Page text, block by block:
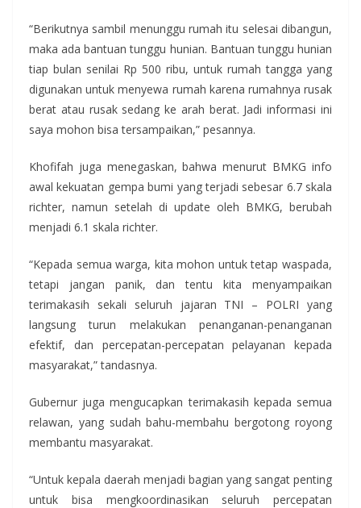
“Berikutnya sambil menunggu rumah itu selesai dibangun,
maka ada bantuan tunggu hunian. Bantuan tunggu hunian
tiap bulan senilai Rp 500 ribu, untuk rumah tangga yang
digunakan untuk menyewa rumah karena rumahnya rusak
berat atau rusak sedang ke arah berat. Jadi informasi ini
saya mohon bisa tersampaikan,” pesannya.
Khofifah juga menegaskan, bahwa menurut BMKG info
awal kekuatan gempa bumi yang terjadi sebesar 6.7 skala
richter, namun setelah di update oleh BMKG, berubah
menjadi 6.1 skala richter.
“Kepada semua warga, kita mohon untuk tetap waspada,
tetapi jangan panik, dan tentu kita menyampaikan
terimakasih sekali seluruh jajaran TNI – POLRI yang
langsung turun melakukan penanganan-penanganan
efektif, dan percepatan-percepatan pelayanan kepada
masyarakat,” tandasnya.
Gubernur juga mengucapkan terimakasih kepada semua
relawan, yang sudah bahu-membahu bergotong royong
membantu masyarakat.
“Untuk kepala daerah menjadi bagian yang sangat penting
untuk bisa mengkoordinasikan seluruh percepatan